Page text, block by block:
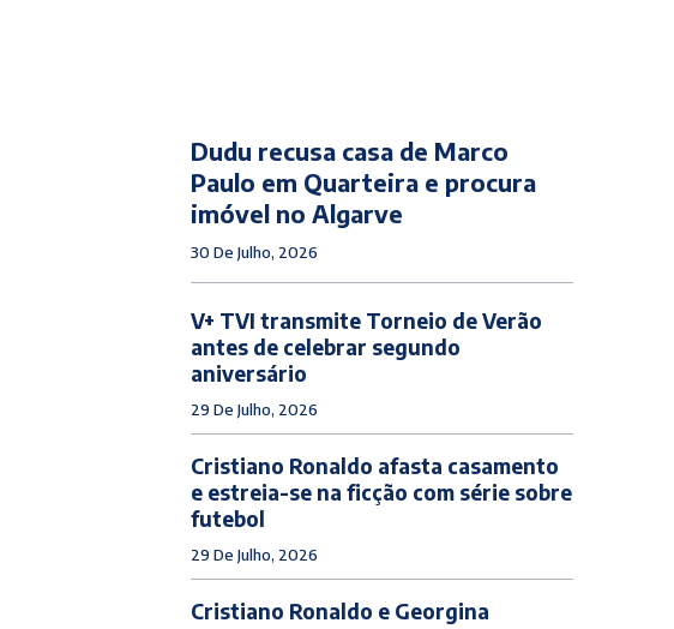
Dudu recusa casa de Marco
Paulo em Quarteira e procura
imóvel no Algarve
30 De Julho, 2026
V+ TVI transmite Torneio de Verão
antes de celebrar segundo
aniversário
29 De Julho, 2026
Cristiano Ronaldo afasta casamento
e estreia-se na ficção com série sobre
futebol
29 De Julho, 2026
Cristiano Ronaldo e Georgina